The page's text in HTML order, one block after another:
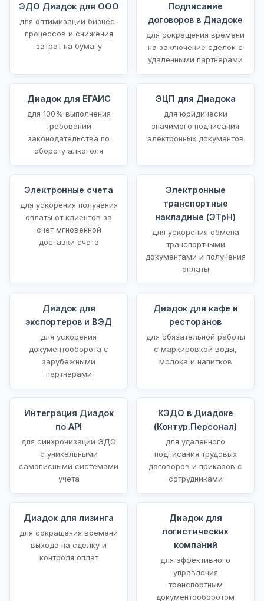
ЭДО Диадок для ООО
для оптимизации бизнес-
процессов и снижения
затрат на бумагу
Подписание
договоров в Диадоке
для сокращения времени
на заключение сделок с
удаленными партнерами
Диадок для ЕГАИС
для 100% выполнения
требований
законодательства по
обороту алкоголя
ЭЦП для Диадока
для юридически
значимого подписания
электронных документов
Электронные счета
для ускорения получения
оплаты от клиентов за
счет мгновенной
доставки счета
Электронные
транспортные
накладные (ЭТрН)
для ускорения обмена
транспортными
документами и получения
оплаты
Диадок для
экспортеров и ВЭД
для ускорения
документооборота с
зарубежными
партнерами
Диадок для кафе и
ресторанов
для обязательной работы
с маркировкой воды,
молока и напитков
Интеграция Диадок
по API
для синхронизации ЭДО
с уникальными
самописными системами
учета
КЭДО в Диадоке
(Контур.Персонал)
для удаленного
подписания трудовых
договоров и приказов с
сотрудниками
Диадок для лизинга
для сокращения времени
выхода на сделку и
контроля оплат
Диадок для
логистических
компаний
для эффективного
управления
транспортным
документооборотом